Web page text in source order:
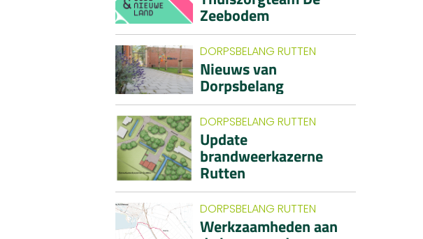
Zeebodem
DORPSBELANG RUTTEN
Nieuws van
Dorpsbelang
DORPSBELANG RUTTEN
Update
brandweerkazerne
Rutten
DORPSBELANG RUTTEN
Werkzaamheden aan